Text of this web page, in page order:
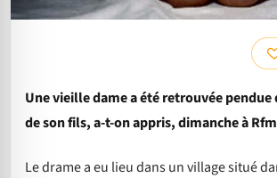
Une vieille dame a été retrouvée pendue
de son fils, a-t-on appris, dimanche à
Le drame a eu lieu dans un village situé